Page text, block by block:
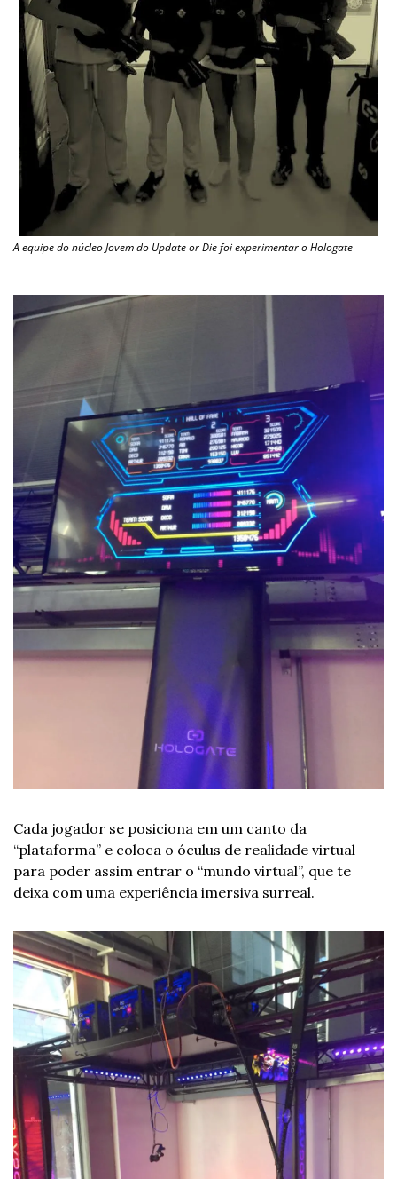
A equipe do núcleo Jovem do Update or Die foi experimentar o Hologate
Cada jogador se posiciona em um canto da
“plataforma” e coloca o óculus de realidade virtual
para poder assim entrar o “mundo virtual”, que te
deixa com uma experiência imersiva surreal.